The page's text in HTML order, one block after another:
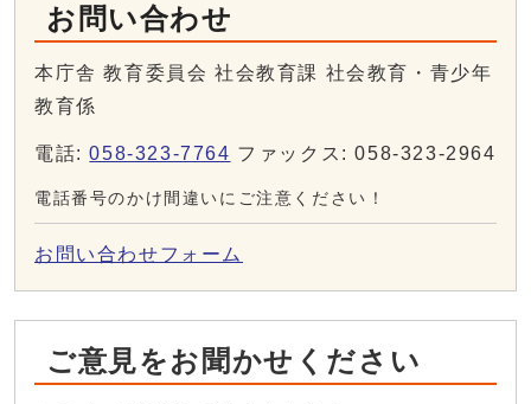
お問い合わせ
本庁舎 教育委員会 社会教育課 社会教育・青少年
教育係
電話:058-323-7764 ファックス: 058-323-2964
電話番号のかけ間違いにご注意ください！
お問い合わせフォーム
ご意見をお聞かせください